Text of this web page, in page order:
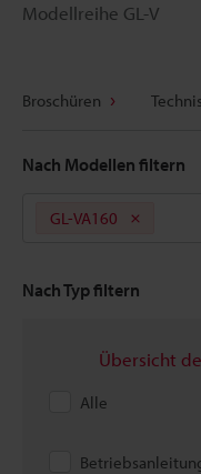
Modellreihe GL-V
Broschüren
Nach Modellen filtern
GL-VA160
Nach Typ filtern
Übersicht
Alle